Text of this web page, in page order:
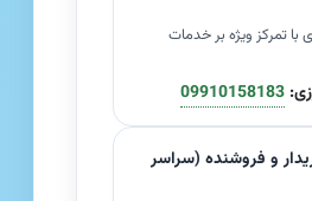
تمرکز ویژه بر خدمات
09910158183
و فروشنده (سراسر